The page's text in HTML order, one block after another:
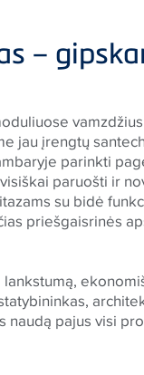
–
jau įrengtų
parinkti
paruošti ir
su bidė
priešgaisrinės
naudą pajus visi